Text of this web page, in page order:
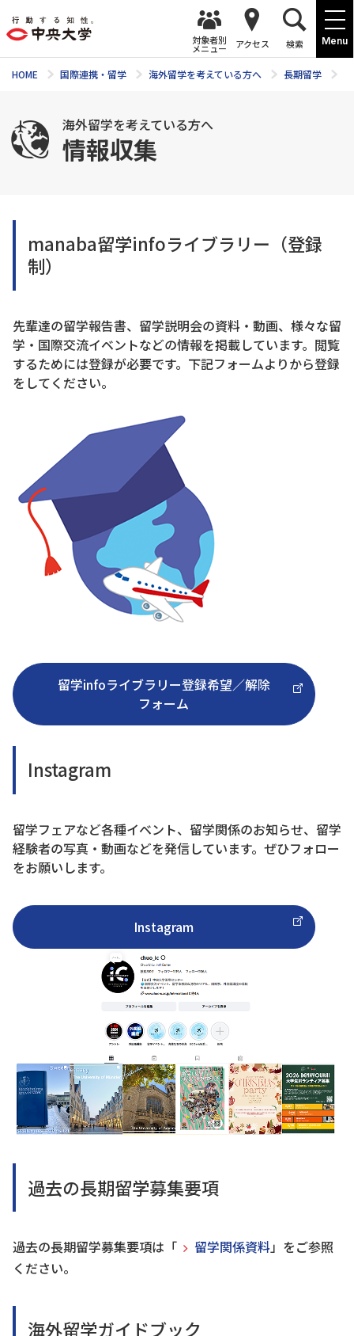
Menu
対象者別
メニュー アクセス 検索
HOME 国際連携・留学 海外留学を考えている方へ 長期留学
海外留学を考えている方へ
情報収集
manaba留学infoライブラリー（登録
制）
先輩達の留学報告書、留学説明会の資料・動画、様々な留
学・国際交流イベントなどの情報を掲載しています。閲覧
するためには登録が必要です。下記フォームよりから登録
をしてください。
留学infoライブラリー登録希望／解除
フォーム
Instagram
留学フェアなど各種イベント、留学関係のお知らせ、留学
経験者の写真・動画などを発信しています。ぜひフォロー
をお願いします。
Instagram
過去の長期留学募集要項
過去の長期留学募集要項は「 留学関係資料」をご参照
ください。
海外留学ガイドブック